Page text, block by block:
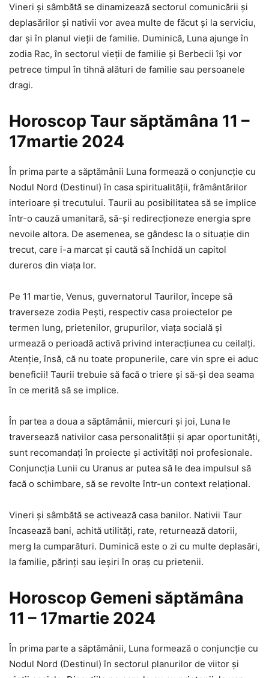
Vineri și sâmbătă se dinamizează sectorul comunicării și
deplasărilor și nativii vor avea multe de făcut și la serviciu,
dar și în planul vieții de familie. Duminică, Luna ajunge în
zodia Rac, în sectorul vieții de familie și Berbecii își vor
petrece timpul în tihnă alături de familie sau persoanele
dragi.
Horoscop Taur săptămâna 11 –
17martie 2024
În prima parte a săptămânii Luna formează o conjuncție cu
Nodul Nord (Destinul) în casa spiritualității, frământărilor
interioare și trecutului. Taurii au posibilitatea să se implice
într-o cauză umanitară, să-și redirecționeze energia spre
nevoile altora. De asemenea, se gândesc la o situație din
trecut, care i-a marcat și caută să închidă un capitol
dureros din viața lor.
Pe 11 martie, Venus, guvernatorul Taurilor, începe să
traverseze zodia Pești, respectiv casa proiectelor pe
termen lung, prietenilor, grupurilor, viața socială și
urmează o perioadă activă privind interacțiunea cu ceilalți.
Atenție, însă, că nu toate propunerile, care vin spre ei aduc
beneficii! Taurii trebuie să facă o triere și să-și dea seama
în ce merită să se implice.
În partea a doua a săptămânii, miercuri și joi, Luna le
traversează nativilor casa personalității și apar oportunități,
sunt recomandați în proiecte și activități noi profesionale.
Conjuncția Lunii cu Uranus ar putea să le dea impulsul să
facă o schimbare, să se revolte într-un context relațional.
Vineri și sâmbătă se activează casa banilor. Nativii Taur
încasează bani, achită utilități, rate, returnează datorii,
merg la cumparături. Duminică este o zi cu multe deplasări,
la familie, părinți sau ieșiri în oraș cu prietenii.
Horoscop Gemeni săptămâna
11 – 17martie 2024
În prima parte a săptămânii, Luna formează o conjuncție cu
Nodul Nord (Destinul) în sectorul planurilor de viitor și